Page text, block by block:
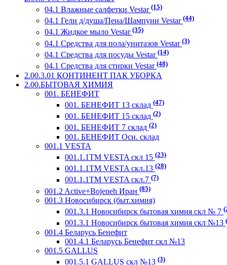
04.1 Влажные салфетки Vestar (15)
04.1 Гели д/душа/Пена/Шампуни Vestar (44)
04.1 Жидкое мыло Vestar (35)
04.1 Средства для пола/унитазов Vestar (3)
04.1 Средства для посуды Vestar (14)
04.1 Средства для стирки Vestar (48)
2.00.3.01 КОНТИНЕНТ ПАК УБОРКА
2.00.БЫТОВАЯ ХИМИЯ
001. БЕНЕФИТ
001. БЕНЕФИТ 13 склад (47)
001. БЕНЕФИТ 15 склад (2)
001. БЕНЕФИТ 7 склад (2)
001. БЕНЕФИТ Осн. склад
001.1 VESTA
001.1.1ТМ VESTA скл 15 (23)
001.1.1ТМ VESTA скл.13 (28)
001.1.1ТМ VESTA скл.7 (7)
001.2 Active+Bojeneh Иран (85)
001.3 Новосибирск (быт.химия)
001.3.1 Новосибирск бытовая химия скл № 7
001.3.1 Новосибирск бытовая химия скл №13
001.4 Беларусь Бенефит
001.4.1 Беларусь Бенефит скл №13
001.5 GALLUS
001.5.1 GALLUS скл №13 (3)